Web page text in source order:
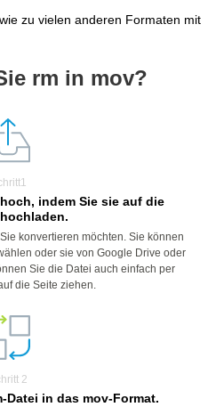
zu vielen anderen Formaten mit
rm in mov?
indem Sie sie auf die
konvertieren möchten. Sie können
oder sie von Google Drive oder
Sie die Datei auch einfach per
die Seite ziehen.
2
Datei in das mov-Format.